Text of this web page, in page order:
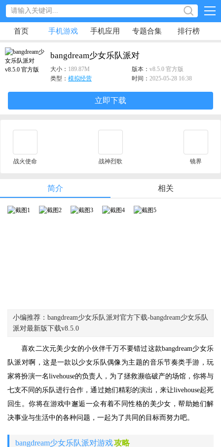
首页 手机游戏 手机应用 专题合集 排行榜
bangdream少女乐队派对
大小： 189.87M 版本： v8.5.0 官方版
类型： 模拟经营 时间： 2025-05-28 16:38
立即下载
战火使命 战神烈歌 镜界
简介 相关
小编推荐：bangdream少女乐队派对官方下载-bangdream少女乐队
派对最新版下载v8.5.0
喜欢二次元美少女的小伙伴千万不要错过这款bangdream少女乐
队派对啊，这是一款以少女乐队偶像为主题的音乐节奏类手游，玩
家将扮演一名livehouse的负责人，为了拯救濒临破产的场馆，你将与
七支不同的乐队进行合作，通过她们精彩的演出，来让livehouse起死
回生。你将在游戏中邂逅一众有着不同性格的美少女，帮助她们解
决事业与生活中的各种问题，一起为了共同的目标而努力吧。
bangdream少女乐队派对游戏攻略